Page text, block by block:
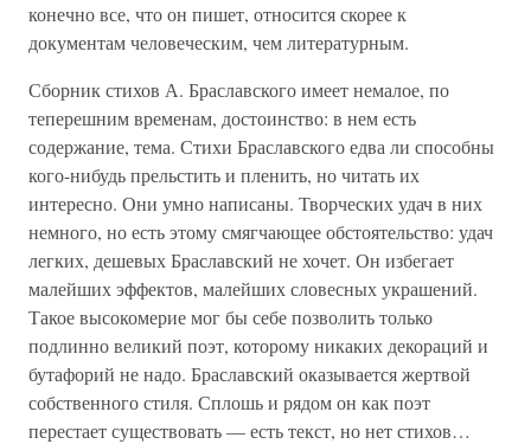
конечно все, что он пишет, относится скорее к
документам человеческим, чем литературным.
Сборник стихов А. Браславского имеет немалое, по
теперешним временам, достоинство: в нем есть
содержание, тема. Стихи Браславского едва ли способны
кого-нибудь прельстить и пленить, но читать их
интересно. Они умно написаны. Творческих удач в них
немного, но есть этому смягчающее обстоятельство: удач
легких, дешевых Браславский не хочет. Он избегает
малейших эффектов, малейших словесных украшений.
Такое высокомерие мог бы себе позволить только
подлинно великий поэт, которому никаких декораций и
бутафорий не надо. Браславский оказывается жертвой
собственного стиля. Сплошь и рядом он как поэт
перестает существовать — есть текст, но нет стихов…